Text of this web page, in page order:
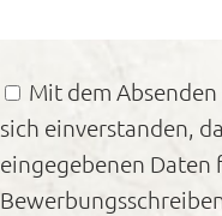
Mit dem
sich einverstanden,
eingegebenen